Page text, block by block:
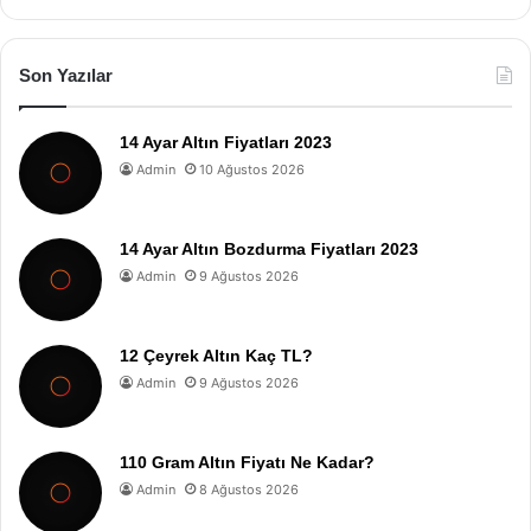
Son Yazılar
14 Ayar Altın Fiyatları 2023
Admin 10 Ağustos 2026
14 Ayar Altın Bozdurma Fiyatları 2023
Admin 9 Ağustos 2026
12 Çeyrek Altın Kaç TL?
Admin 9 Ağustos 2026
110 Gram Altın Fiyatı Ne Kadar?
Admin 8 Ağustos 2026